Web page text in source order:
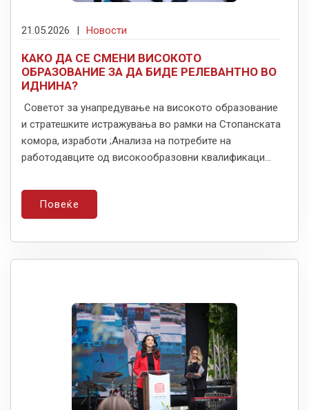
21.05.2026 | Новости
КАКО ДА СЕ СМЕНИ ВИСОКОТО
ОБРАЗОВАНИЕ ЗА ДА БИДЕ РЕЛЕВАНТНО ВО
ИДНИНА?
Советот за унапредување на високото образование
и стратешките истражувања во рамки на Стопанската
комора, изработи ;Анализа на потребите на
работодавците од високообразовни квалификаци...
Повеќе